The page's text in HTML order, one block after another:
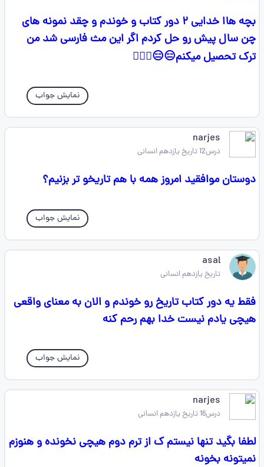
بچه هاا خدایی ۲ دور کتاب و خوندم و چقد نمونه های
چن سال پیش رو حل کردم اگر این مث فارسی شد من
ترک تحصیل میکنم😑😑😵‍💫💔
نمایش جواب
narjes
درس12 تاریخ یازدهم انسانی
دوستان موافقید امروز همه با هم تاریخو تر بزنیم؟
نمایش جواب
asal
تاریخ یازدهم انسانی
فقط یه دور کتاب تاریخ رو خوندم و الان به معنای واقعی
هیچی یادم نیست خدا بهم رحم کنه
نمایش جواب
narjes
درس16 تاریخ یازدهم انسانی
لطفا بگید تنها نیستم ک از ترم دوم هیچی نخونده و هنوزم
نمیتونه بخونه